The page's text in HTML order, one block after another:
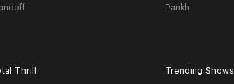
Pankh
Thrill Trending Shows